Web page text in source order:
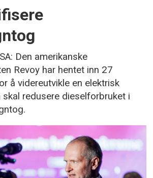
Den amerikanske
Revoy har hentet inn 27
å videreutvikle en elektrisk
redusere dieselforbruket i